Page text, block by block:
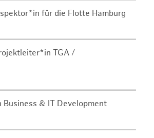
für die Flotte Hamburg
TGA /
& IT Development